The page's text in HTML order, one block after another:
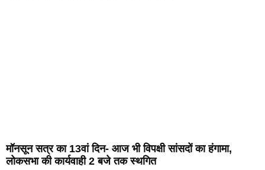
मॉनसून सत्र का 13वां दिन- आज भी विपक्षी सांसदों का हंगामा,
लोकसभा की कार्यवाही 2 बजे तक स्थगित